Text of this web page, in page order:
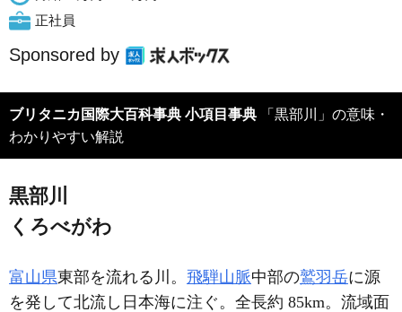
正社員
Sponsored by
ブリタニカ国際大百科事典 小項目事典
わかりやすい解説
黒部川
くろべがわ
富山県東部を流れる川。 飛騨山脈中部の鷲羽岳に源
を発して北流し日本海に注ぐ。全長約 85km。流域面